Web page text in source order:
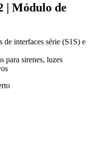
| Módulo de
interfaces série (S1S) e
para sirenes, luzes